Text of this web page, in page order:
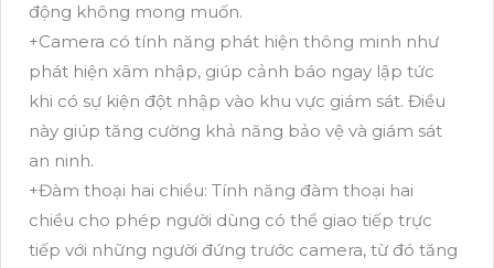
động không mong muốn.
+Camera có tính năng phát hiện thông minh như
phát hiện xâm nhập, giúp cảnh báo ngay lập tức
khi có sự kiện đột nhập vào khu vực giám sát. Điều
này giúp tăng cường khả năng bảo vệ và giám sát
an ninh.
+Đàm thoại hai chiều: Tính năng đàm thoại hai
chiều cho phép người dùng có thể giao tiếp trực
tiếp với những người đứng trước camera, từ đó tăng